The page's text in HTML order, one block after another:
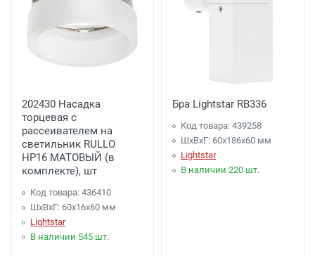
202430 Насадка
торцевая с
рассеивателем на
светильник RULLO
HP16 МАТОВЫЙ (в
комплекте), шт
Код товара: 436410
ШхВхГ: 60x16x60 мм
Lightstar
В наличии 545 шт.
Бра Lightstar RB336
Код товара: 439258
ШхВхГ: 60x186x60 мм
Lightstar
В наличии 220 шт.